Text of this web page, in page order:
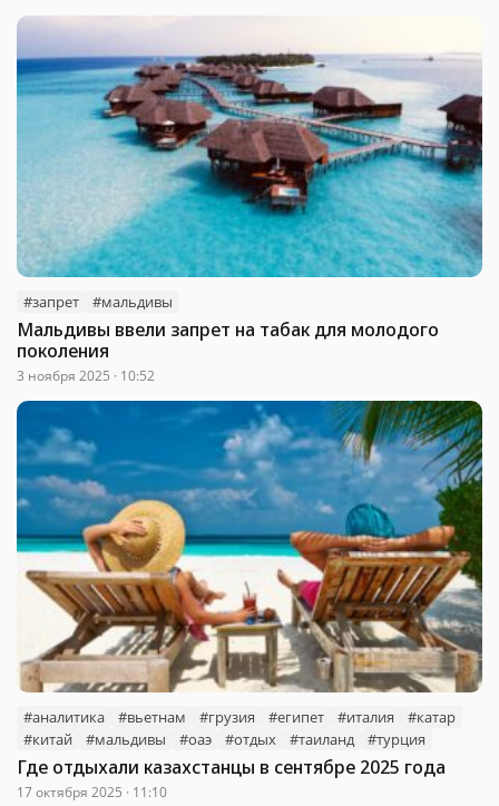
#запрет #мальдивы
Мальдивы ввели запрет на табак для молодого
поколения
3 ноября 2025 · 10:52
#аналитика #вьетнам #грузия #египет #италия
#катар
#китай
#мальдивы #оаэ #отдых #таиланд #турция
Где отдыхали казахстанцы в сентябре 2025 года
17 октября 2025 · 11:10